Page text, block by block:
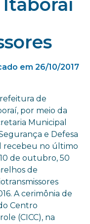
em 26/10/2017
de
por meio da
Municipal
e Defesa
recebeu no último
de outubro, 50
de
A cerimônia de
Centro
(CICC), na